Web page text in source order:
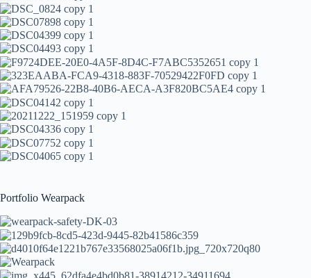
Portfolio Wearpack